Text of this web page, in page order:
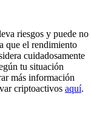
riesgos y puede no
que el rendimiento
cuidadosamente
tu situación
más información
criptoactivos aquí.